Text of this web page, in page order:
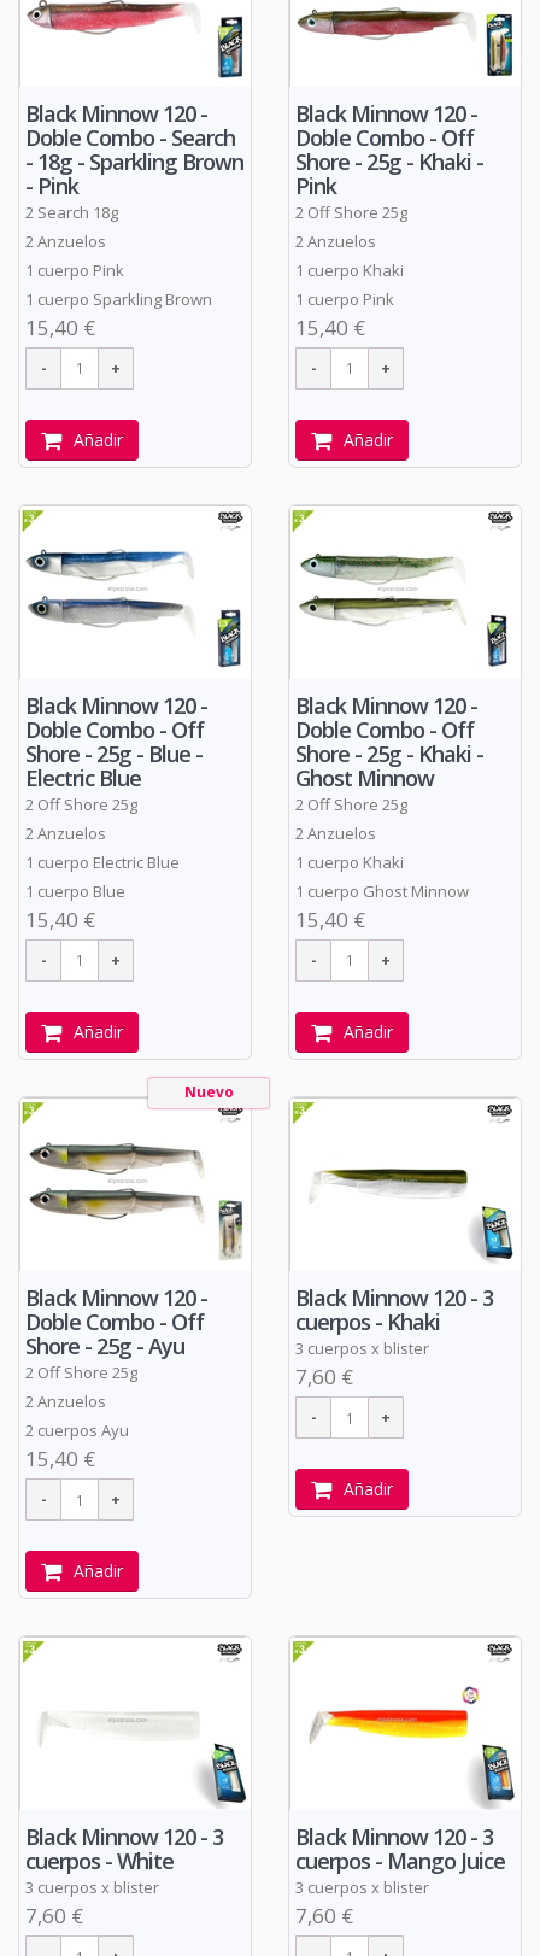
Black Minnow 120 -
Doble Combo - Search
- 18g - Sparkling Brown
- Pink
2 Search 18g
2 Anzuelos
1 cuerpo Pink
1 cuerpo Sparkling Brown
15,40 €
Añadir
Black Minnow 120 -
Doble Combo - Off
Shore - 25g - Khaki -
Pink
2 Off Shore 25g
2 Anzuelos
1 cuerpo Khaki
1 cuerpo Pink
15,40 €
Añadir
Black Minnow 120 -
Doble Combo - Off
Shore - 25g - Blue -
Electric Blue
2 Off Shore 25g
2 Anzuelos
1 cuerpo Electric Blue
1 cuerpo Blue
15,40 €
Añadir
Black Minnow 120 -
Doble Combo - Off
Shore - 25g - Khaki -
Ghost Minnow
2 Off Shore 25g
2 Anzuelos
1 cuerpo Khaki
1 cuerpo Ghost Minnow
15,40 €
Añadir
Nuevo
Black Minnow 120 -
Doble Combo - Off
Shore - 25g - Ayu
2 Off Shore 25g
2 Anzuelos
2 cuerpos Ayu
15,40 €
Añadir
Black Minnow 120 - 3
cuerpos - Khaki
3 cuerpos x blister
7,60 €
Añadir
Black Minnow 120 - 3
cuerpos - White
3 cuerpos x blister
7,60 €
Black Minnow 120 - 3
cuerpos - Mango Juice
3 cuerpos x blister
7,60 €